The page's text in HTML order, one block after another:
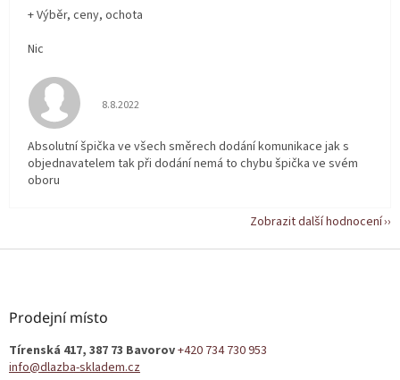
+ Výběr, ceny, ochota
Nic
Hodnocení obchodu je 5 z 5 hvězdiček.
8.8.2022
Absolutní špička ve všech směrech dodání komunikace jak s
objednavatelem tak při dodání nemá to chybu špička ve svém
oboru
Zobrazit další hodnocení
Z
Prodejní místo
Tírenská 417, 387 73 Bavorov+420 734 730 953
info@dlazba-skladem.cz